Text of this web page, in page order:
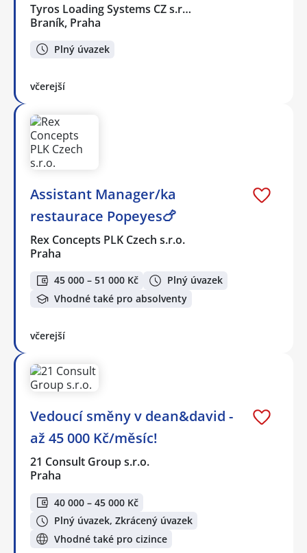
Tyros Loading Systems CZ s.r…
Braník, Praha
Plný úvazek
včerejší
Assistant Manager/ka
restaurace Popeyes🍗
Rex Concepts PLK Czech s.r.o.
Praha
45 000 – 51 000 Kč
Plný úvazek
Vhodné také pro absolventy
včerejší
Vedoucí směny v dean&david -
až 45 000 Kč/měsíc!
21 Consult Group s.r.o.
Praha
40 000 – 45 000 Kč
Plný úvazek, Zkrácený úvazek
Vhodné také pro cizince